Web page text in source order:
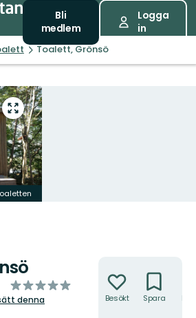
Bli
medlem
Logga
in
Toalett, Grönsö
Gå
till
helskärmsläge
av
5denna
Besökt Spara